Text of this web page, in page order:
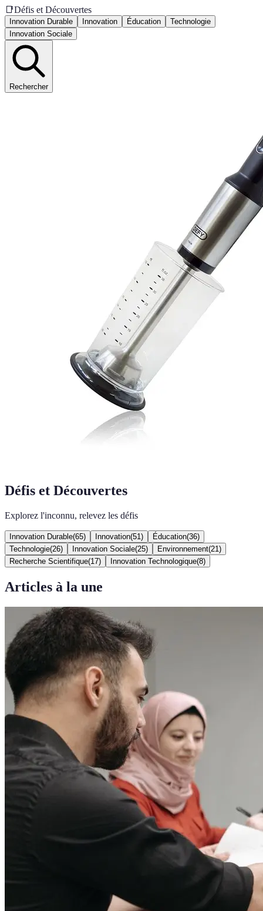
📑Défis et Découvertes
Innovation Durable Innovation Éducation
Technologie
Innovation Sociale
Rechercher
Défis et Découvertes
Explorez l'inconnu, relevez les défis
Innovation Durable(65) Innovation(51 ) Éducation(36)
Technologie(26) Innovation Sociale(25) Environnement(21 )
Recherche Scientifique(17) Innovation Technologique(8)
Articles à la une